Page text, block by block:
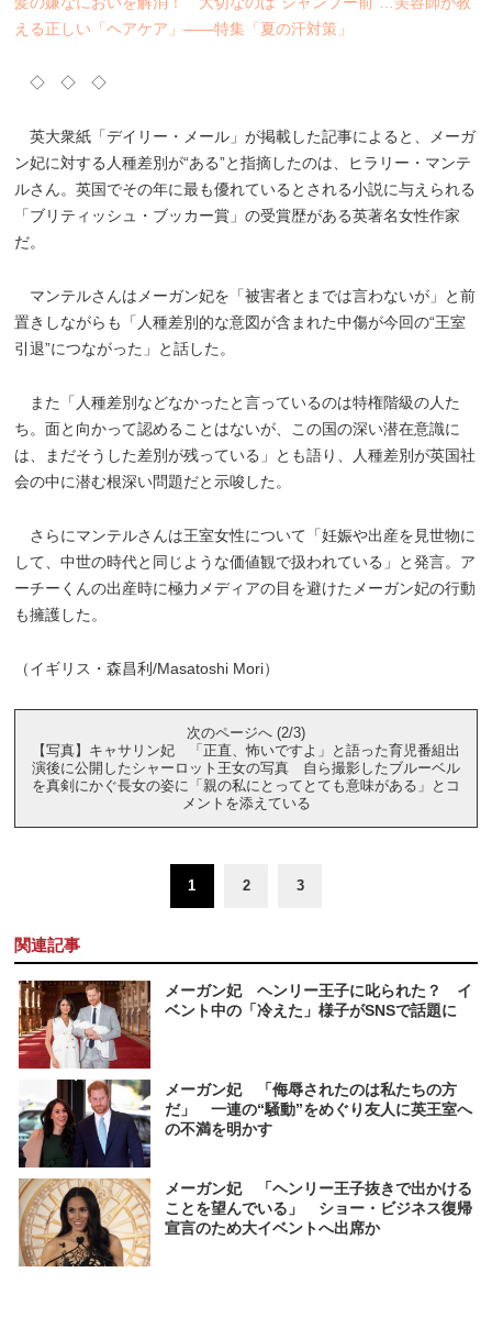
える正しい「ヘアケア」――特集「夏の汗対策」
◇ ◇ ◇
英大衆紙「デイリー・メール」が掲載した記事によると、メーガ
ン妃に対する人種差別が“ある”と指摘したのは、ヒラリー・マンテ
ルさん。英国でその年に最も優れているとされる小説に与えられる
「ブリティッシュ・ブッカー賞」の受賞歴がある英著名女性作家
だ。
マンテルさんはメーガン妃を「被害者とまでは言わないが」と前
置きしながらも「人種差別的な意図が含まれた中傷が今回の“王室
引退”につながった」と話した。
また「人種差別などなかったと言っているのは特権階級の人た
ち。面と向かって認めることはないが、この国の深い潜在意識に
は、まだそうした差別が残っている」とも語り、人種差別が英国社
会の中に潜む根深い問題だと示唆した。
さらにマンテルさんは王室女性について「妊娠や出産を見世物に
して、中世の時代と同じような価値観で扱われている」と発言。ア
ーチーくんの出産時に極力メディアの目を避けたメーガン妃の行動
も擁護した。
（イギリス・森昌利/Masatoshi Mori）
次のページへ (2/3)
【写真】キャサリン妃 「正直、怖いですよ」と語った育児番組出
演後に公開したシャーロット王女の写真 自ら撮影したブルーベル
を真剣にかぐ長女の姿に「親の私にとってとても意味がある」とコ
メントを添えている
1 2 3
関連記事
メーガン妃 ヘンリー王子に叱られた？ イ
ベント中の「冷えた」様子がSNSで話題に
メーガン妃 「侮辱されたのは私たちの方
だ」 一連の“騒動”をめぐり友人に英王室へ
の不満を明かす
メーガン妃 「ヘンリー王子抜きで出かける
ことを望んでいる」 ショー・ビジネス復帰
宣言のため大イベントへ出席か